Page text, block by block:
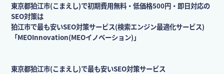
東京都狛江市(こまえし)で初期費用無料・低価格500円・即日対応の
SEO対策は
狛江市で最も安いSEO対策サービス(検索エンジン最適化サービス)
「MEOInnovation(MEOイノベーション)」
東京都狛江市(こまえし)で最も安いSEO対策サービス